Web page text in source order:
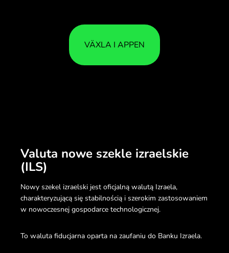
VÄXLA I APPEN
Valuta nowe szekle izraelskie
(ILS)
Nowy szekel izraelski jest oficjalną walutą Izraela,
charakteryzującą się stabilnością i szerokim zastosowaniem
w nowoczesnej gospodarce technologicznej.
To waluta fiducjarna oparta na zaufaniu do Banku Izraela.